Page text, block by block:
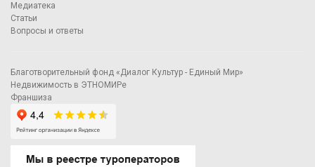
Медиатека
Статьи
Вопросы и ответы
Благотворительный фонд «Диалог Культур - Единый Мир»
Недвижимость в ЭТНОМИРе
Франшиза